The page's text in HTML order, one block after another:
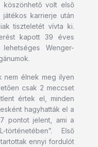
volt első
karrierje után
tiszteletét vívta ki.
kapott 39 éves
Wenger-
nem élnek meg ilyen
csak 2 meccset
értek el, minden
hagyhatták el a
pontot jelent, ami a
Első
ennyi fordulót